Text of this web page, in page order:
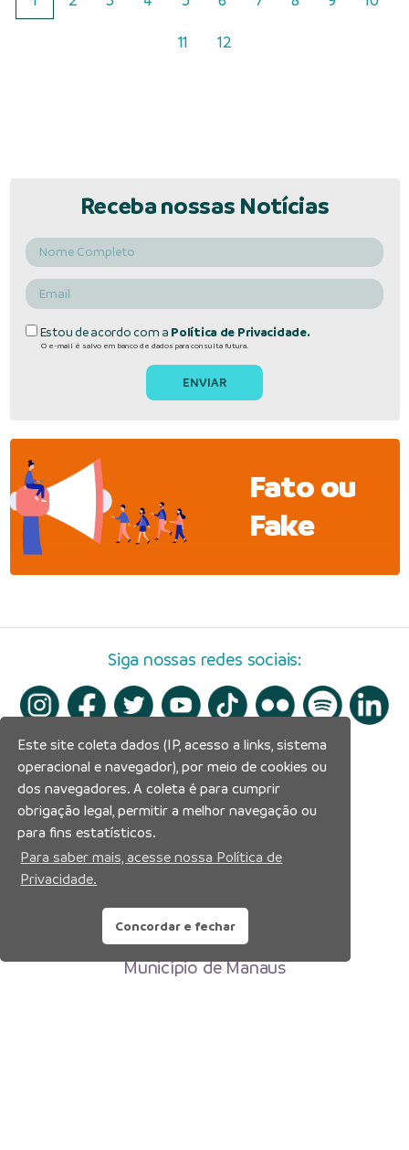
11 12
Receba nossas Notícias
Estou de acordo com a Política de Privacidade.
O e-mail é salvo em banco de dados para consulta futura.
Fato ou
Fake
Siga nossas redes sociais:
Prefeitura Municipal de Manaus
Município de Manaus
Este site coleta dados (IP, acesso a links, sistema
operacional e navegador), por meio de cookies ou
dos navegadores. A coleta é para cumprir
obrigação legal, permitir a melhor navegação ou
para fins estatísticos.
Para saber mais, acesse nossa Política de
Privacidade.
Concordar e fechar